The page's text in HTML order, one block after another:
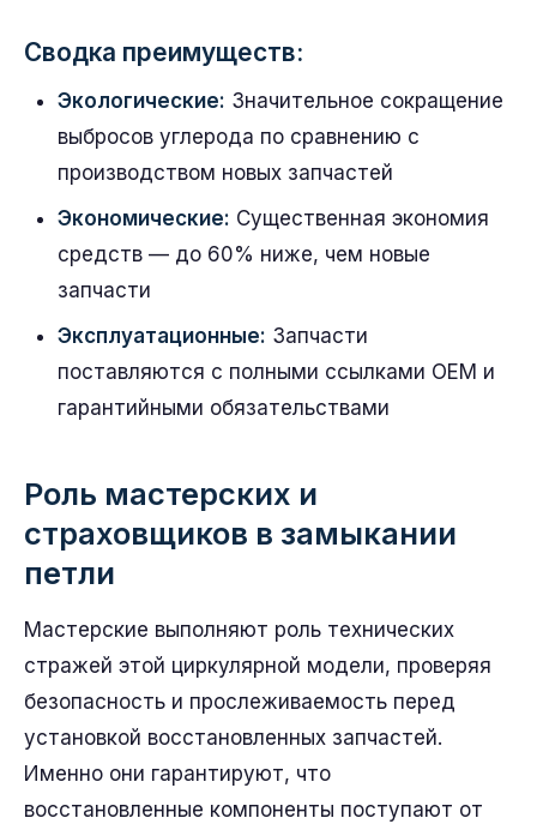
Сводка преимуществ:
Экологические: Значительное сокращение
выбросов углерода по сравнению с
производством новых запчастей
Экономические: Существенная экономия
средств — до 60% ниже, чем новые
запчасти
Эксплуатационные: Запчасти
поставляются с полными ссылками OEM и
гарантийными обязательствами
Роль мастерских и
страховщиков в замыкании
петли
Мастерские выполняют роль технических
стражей этой циркулярной модели, проверяя
безопасность и прослеживаемость перед
установкой восстановленных запчастей.
Именно они гарантируют, что
восстановленные компоненты поступают от